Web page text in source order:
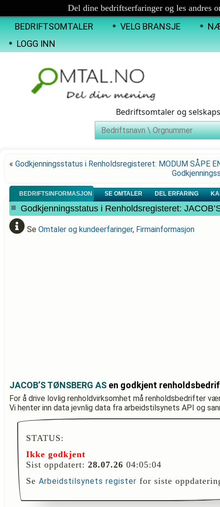
Del dine bedriftserfaringer og les andres
BEDRIFTSOMTALER VELG BRANSJE
LOGG INN
Bedriftsomtaler og
« Godkjenningsstatus i Renholdsregisteret: MODUM SÅPE
BEDRIFTSINFORMASJON SE OMTALER DEL ERFARING
Godkjenningsstatus i Renholdsregisteret:
Se Omtaler og kundeerfaringer, Firmainformasjon
JACOB’S TØNSBERG AS en godkjent
For å drive lovlig renholdvirksomhet må renholdsbedrifter
Vi henter inn data jevnlig data fra arbeidstilsynets API og
STATUS:
Ikke godkjent
Sist oppdatert: 28.07.26 04:05:04
Se Arbeidstilsynets register for siste